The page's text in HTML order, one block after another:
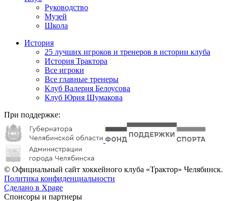
Руководство
Музей
Школа
История
25 лучших игроков и тренеров в истории клуба
История Трактора
Все игроки
Все главные тренеры
Клуб Валерия Белоусова
Клуб Юрия Шумакова
При поддержке:
© Официальный сайт хоккейного клуба «Трактор» Челябинск.
Политика конфиденциальности
Сделано в Xpage
Спонсоры и партнеры